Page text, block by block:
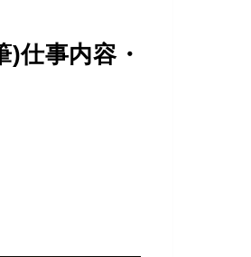
仕事内容・